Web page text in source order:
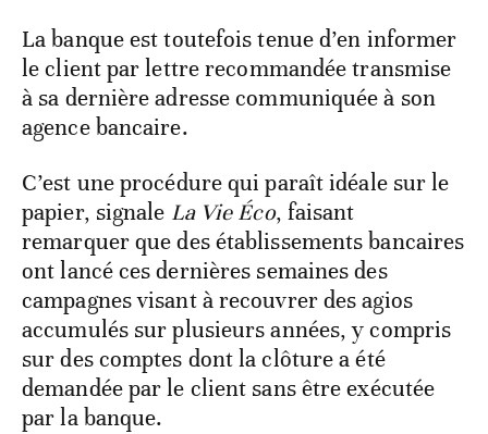
La banque est toutefois tenue d’en informer
le client par lettre recommandée transmise
à sa dernière adresse communiquée à son
agence bancaire.
C’est une procédure qui paraît idéale sur le
papier, signale La Vie Éco, faisant
remarquer que des établissements bancaires
ont lancé ces dernières semaines des
campagnes visant à recouvrer des agios
accumulés sur plusieurs années, y compris
sur des comptes dont la clôture a été
demandée par le client sans être exécutée
par la banque.